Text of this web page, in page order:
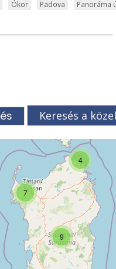
Ókor Padova Panoráma
Keresés a
4
9
7